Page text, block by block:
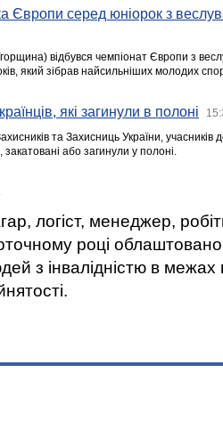
серед юніорок з
відбувся чемпіонат Європи з
який зібрав найсильніших молодих
які загинули в полоні
та Захисниць України,
закатовані або загинули у полоні.
логіст, менеджер,
році
з інвалідністю в межах